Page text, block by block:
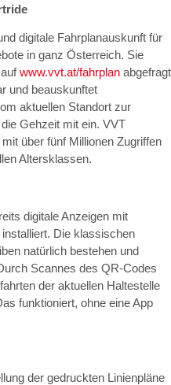
digitale Fahrplanauskunft für
in ganz Österreich. Sie
www.vvt.at/fahrplan abgefragt
und beauskunftet
aktuellen Standort zur
Gehzeit mit ein. VVT
über fünf Millionen Zugriffen
Altersklassen.
digitale Anzeigen mit
Die klassischen
natürlich bestehen und
Scannes des QR-Codes
der aktuellen Haltestelle
funktioniert, ohne eine App
der gedruckten Linienpläne